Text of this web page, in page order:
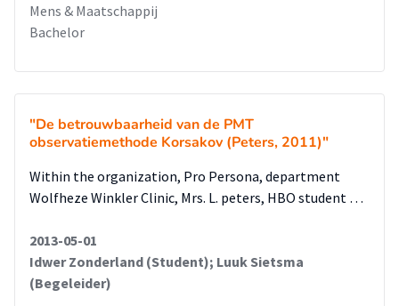
Mens & Maatschappij
Bachelor
"De betrouwbaarheid van de PMT
observatiemethode Korsakov (Peters, 2011)"
Within the organization, Pro Persona, department
Wolfheze Winkler Clinic, Mrs. L. peters, HBO student …
2013-05-01
Idwer Zonderland (Student); Luuk Sietsma
(Begeleider)